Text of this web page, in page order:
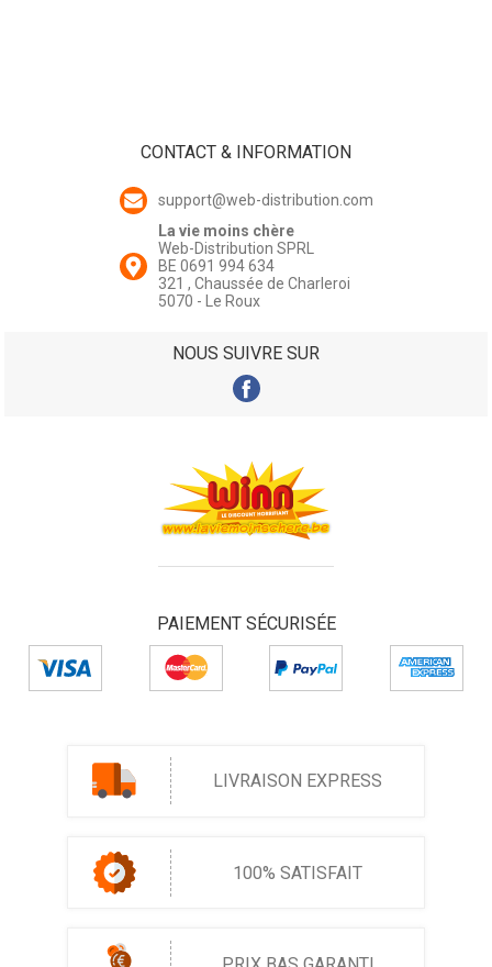
CONTACT & INFORMATION
support@web-distribution.com
La vie moins chère
Web-Distribution SPRL
BE 0691 994 634
321 , Chaussée de Charleroi
5070 - Le Roux
NOUS SUIVRE SUR
PAIEMENT SÉCURISÉE
LIVRAISON EXPRESS
100% SATISFAIT